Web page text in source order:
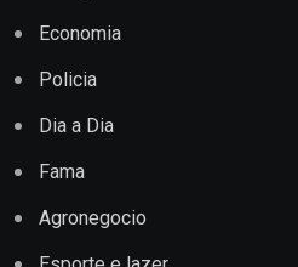
Economia
Policia
Dia a Dia
Fama
Agronegocio